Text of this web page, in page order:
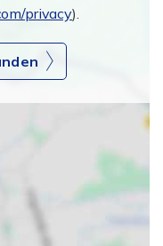
privacy).